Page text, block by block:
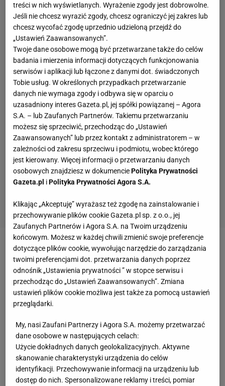
Zobacz wideoWalka Pudzianowski vs Najman
zmieniła polskie MMA. Ujawniamy nieznane kulisy.
"Kolosalne ryzyko"
Pudzianowski i Hall pierwotnie mieli się spotkać na
jubileuszowej, setnej gali, jednak ostatecznie ani
jeden, ani drugi zawodnik się na niej nie pojawił.
Niedawnych informacji przekazanych przez Halla nie
potwierdziło jednak KSW, które twierdziło, że
negocjacje ws. przyszłości Pudzianowskiego trwają.
treści w nich wyświetlanych. Wyrażenie zgody jest dobrowolne.
Jeśli nie chcesz wyrazić zgody, chcesz ograniczyć jej zakres lub
chcesz wycofać zgodę uprzednio udzieloną przejdź do
„Ustawień Zaawansowanych”.
Twoje dane osobowe mogą być przetwarzane także do celów
badania i mierzenia informacji dotyczących funkcjonowania
serwisów i aplikacji lub łączone z danymi dot. świadczonych
Tobie usług. W określonych przypadkach przetwarzanie
danych nie wymaga zgody i odbywa się w oparciu o
uzasadniony interes Gazeta.pl, jej spółki powiązanej – Agora
S.A. – lub Zaufanych Partnerów. Takiemu przetwarzaniu
możesz się sprzeciwić, przechodząc do „Ustawień
Zaawansowanych” lub przez kontakt z administratorem – w
zależności od zakresu sprzeciwu i podmiotu, wobec którego
jest kierowany. Więcej informacji o przetwarzaniu danych
osobowych znajdziesz w dokumenciePolityka Prywatności
Gazeta.pl iPolityka Prywatności Agora S.A.
Klikając „Akceptuję” wyrażasz też zgodę na zainstalowanie i
przechowywanie plików cookie Gazeta.pl sp. z o.o., jej
Zaufanych Partnerów i Agora S.A. na Twoim urządzeniu
końcowym. Możesz w każdej chwili zmienić swoje preferencje
dotyczące plików cookie, wywołując narzędzie do zarządzania
twoimi preferencjami dot. przetwarzania danych poprzez
odnośnik „Ustawienia prywatności ” w stopce serwisu i
przechodząc do „Ustawień Zaawansowanych”. Zmiana
ustawień plików cookie możliwa jest także za pomocą ustawień
przeglądarki.
My, nasi Zaufani Partnerzy i Agora S.A. możemy przetwarzać
dane osobowe w następujących celach:
Użycie dokładnych danych geolokalizacyjnych. Aktywne
skanowanie charakterystyki urządzenia do celów
identyfikacji. Przechowywanie informacji na urządzeniu lub
dostęp do nich. Spersonalizowane reklamy i treści, pomiar